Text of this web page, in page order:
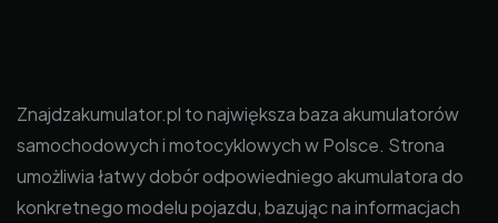
Znajdzakumulator.pl to największa baza akumulatorów
samochodowych i motocyklowych w Polsce. Strona
umożliwia łatwy dobór odpowiedniego akumulatora do
konkretnego modelu pojazdu, bazując na informacjach